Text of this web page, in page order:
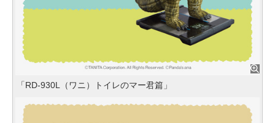
「RD-930L（ワニ）トイレのマー君篇」